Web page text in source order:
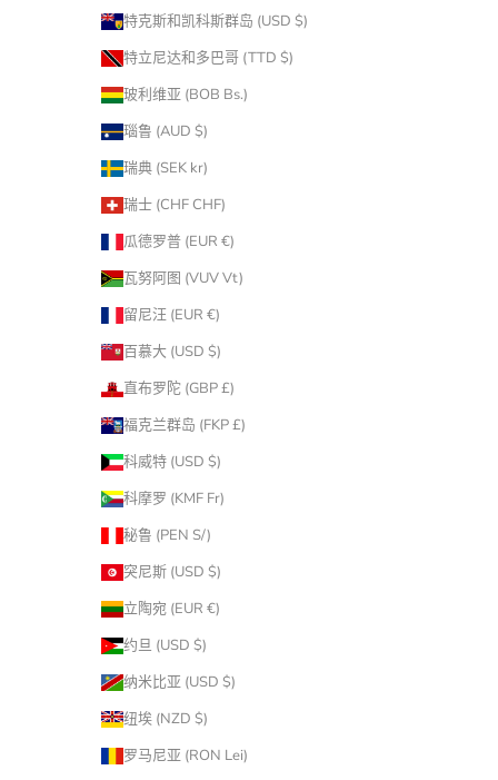
特克斯和凯科斯群岛 (USD $)
特立尼达和多巴哥 (TTD $)
玻利维亚 (BOB Bs.)
瑙鲁 (AUD $)
瑞典 (SEK kr)
瑞士 (CHF CHF)
瓜德罗普 (EUR €)
瓦努阿图 (VUV Vt)
留尼汪 (EUR €)
百慕大 (USD $)
直布罗陀 (GBP £)
福克兰群岛 (FKP £)
科威特 (USD $)
科摩罗 (KMF Fr)
秘鲁 (PEN S/)
突尼斯 (USD $)
立陶宛 (EUR €)
约旦 (USD $)
纳米比亚 (USD $)
纽埃 (NZD $)
罗马尼亚 (RON Lei)